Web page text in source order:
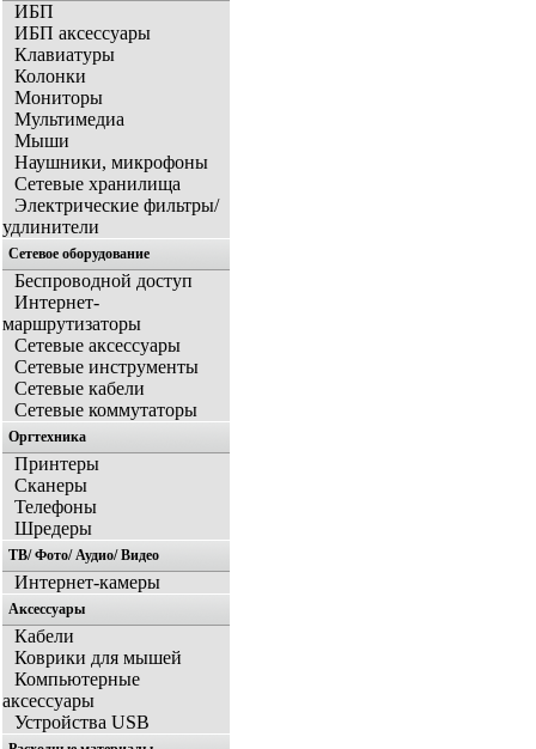
ИБП
ИБП аксессуары
Клавиатуры
Колонки
Мониторы
Мультимедиа
Мыши
Наушники, микрофоны
Сетевые хранилища
Электрические фильтры/
удлинители
Сетевое оборудование
Беспроводной доступ
Интернет-
маршрутизаторы
Сетевые аксессуары
Сетевые инструменты
Сетевые кабели
Сетевые коммутаторы
Оргтехника
Принтеры
Сканеры
Телефоны
Шредеры
ТВ/ Фото/ Аудио/ Видео
Интернет-камеры
Аксессуары
Кабели
Коврики для мышей
Компьютерные
аксессуары
Устройства USB